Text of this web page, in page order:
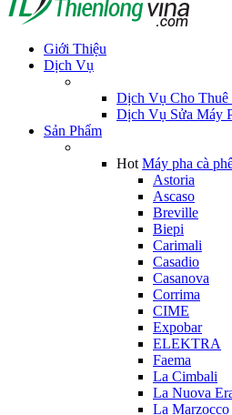
Giới Thiệu
Dịch Vụ
Dịch Vụ Cho Thuê
Dịch Vụ Sửa Máy
Sản Phẩm
Hot Máy pha cà
Astoria
Ascaso
Breville
Biepi
Carimali
Casadio
Casanova
Corrima
CIME
Expobar
ELEKTRA
Faema
La Cimbali
La Nuova
La Marzocco